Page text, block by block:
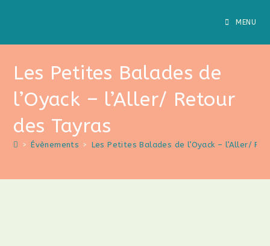
MENU
Les Petites Balades de
l’Oyack – l’Aller/ Retour
des Tayras
> Évènements > Les Petites Balades de l’Oyack – l’Aller/